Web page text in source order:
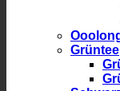
Grüntee